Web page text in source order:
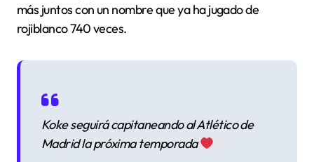
más juntos con un nombre que ya ha jugado de
rojiblanco 740 veces.
Koke seguirá capitaneando al Atlético de
Madrid la próxima temporada